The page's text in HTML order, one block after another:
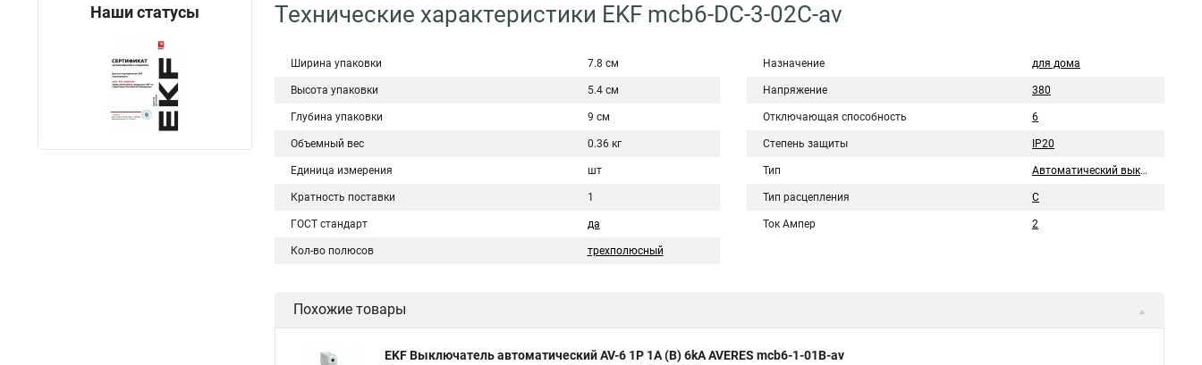
Наши статусы Технические характеристики EKF mcb6-DC-3-02C-av
Ширина упаковки 7.8 см
Высота упаковки 5.4 см
Глубина упаковки 9 см
Объемный вес 0.36 кг
Единица измерения шт
Кратность поставки 1
ГОСТ стандарт да
Кол-во полюсов трехполюсный
Назначение для дома
Напряжение 380
Отключающая способность 6
Степень защиты IP20
Тип Автоматический выключатель
Тип расцепления C
Ток Ампер 2
Похожие товары
EKF Выключатель автоматический AV-6 1P 1A (B) 6kA AVERES mcb6-1-01B-av